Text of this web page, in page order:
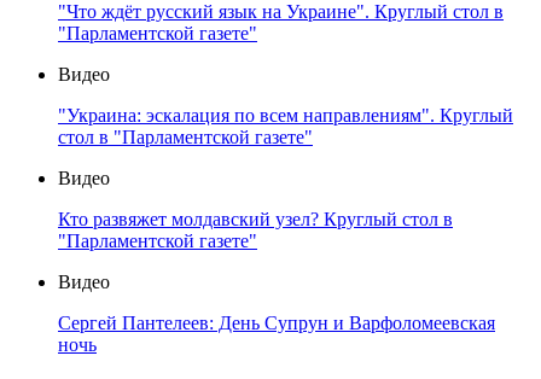
"Что ждёт русский язык на Украине". Круглый стол в
"Парламентской газете"
Видео
"Украина: эскалация по всем направлениям". Круглый
стол в "Парламентской газете"
Видео
Кто развяжет молдавский узел? Круглый стол в
"Парламентской газете"
Видео
Сергей Пантелеев: День Супрун и Варфоломеевская
ночь